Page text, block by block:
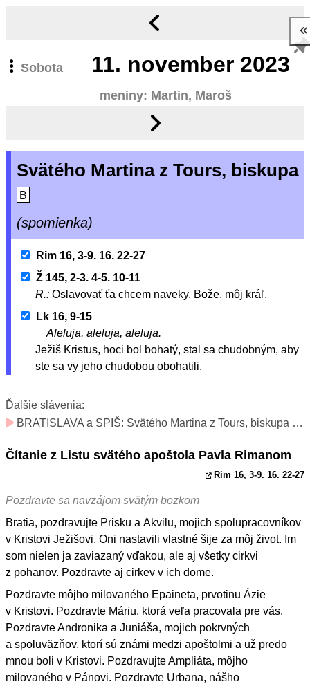
Sobota 11. november 2023
meniny: Martin, Maroš
Svätého Martina z Tours, biskupa
B
(spomienka)
Rim 16, 3-9. 16. 22-27
Ž 145, 2-3. 4-5. 10-11
R.: Oslavovať ťa chcem naveky, Bože, môj kráľ.
Lk 16, 9-15
Aleluja, aleluja, aleluja.
Ježiš Kristus, hoci bol bohatý, stal sa chudobným, aby
ste sa vy jeho chudobou obohatili.
Ďalšie slávenia:
BRATISLAVA a SPIŠ: Svätého Martina z Tours, biskupa – hlavného patróna diecéz a titul katedrál (sviatok; v katedrálach slávnosť)
Čítanie z Listu svätého apoštola Pavla Rimanom
Rim 16, 3-9. 16. 22-27
Pozdravte sa navzájom svätým bozkom
Bratia, pozdravujte Prisku a Akvilu, mojich spolupracovníkov
v Kristovi Ježišovi. Oni nastavili vlastné šije za môj život. Im
som nielen ja zaviazaný vďakou, ale aj všetky cirkvi
z pohanov. Pozdravte aj cirkev v ich dome.
Pozdravte môjho milovaného Epaineta, prvotinu Ázie
v Kristovi. Pozdravte Máriu, ktorá veľa pracovala pre vás.
Pozdravte Andronika a Juniáša, mojich pokrvných
a spoluväzňov, ktorí sú známi medzi apoštolmi a už predo
mnou boli v Kristovi. Pozdravujte Ampliáta, môjho
milovaného v Pánovi. Pozdravte Urbana, nášho